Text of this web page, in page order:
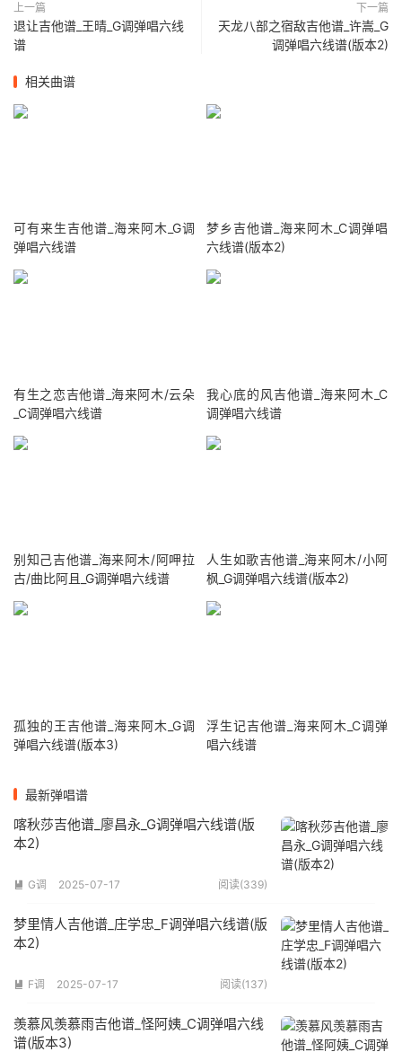
上一篇
退让吉他谱_王晴_G调弹唱六线
谱
下一篇
天龙八部之宿敌吉他谱_许嵩_G
调弹唱六线谱(版本2)
相关曲谱
可有来生吉他谱_海来阿木_G调
弹唱六线谱
梦乡吉他谱_海来阿木_C调弹唱
六线谱(版本2)
有生之恋吉他谱_海来阿木/云朵
_C调弹唱六线谱
我心底的风吉他谱_海来阿木_C
调弹唱六线谱
别知己吉他谱_海来阿木/阿呷拉
古/曲比阿且_G调弹唱六线谱
人生如歌吉他谱_海来阿木/小阿
枫_G调弹唱六线谱(版本2)
孤独的王吉他谱_海来阿木_G调
弹唱六线谱(版本3)
浮生记吉他谱_海来阿木_C调弹
唱六线谱
最新弹唱谱
喀秋莎吉他谱_廖昌永_G调弹唱六线谱(版
本2)
 G调 2025-07-17 阅读(339)
梦里情人吉他谱_庄学忠_F调弹唱六线谱(版
本2)
 F调 2025-07-17 阅读(137)
羡慕风羡慕雨吉他谱_怪阿姨_C调弹唱六线
谱(版本3)